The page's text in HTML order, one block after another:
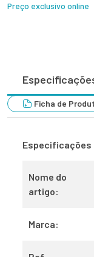
Preço exclusivo online
Ficha de
Especificações
Nome do
artigo:
Marca: